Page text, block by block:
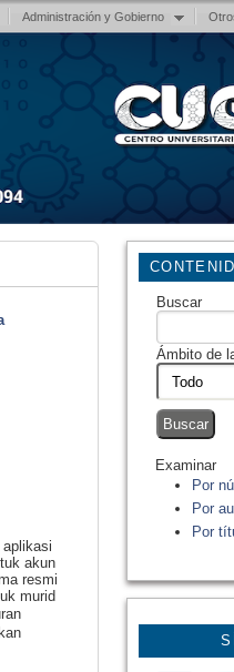
Administración y Gobierno
Buscar
Ámbito de
Examinar
Por
Por
Por
akun
resmi
murid